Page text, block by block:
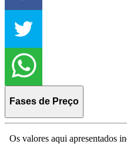
Fases de Preço
Os valores aqui apresentados